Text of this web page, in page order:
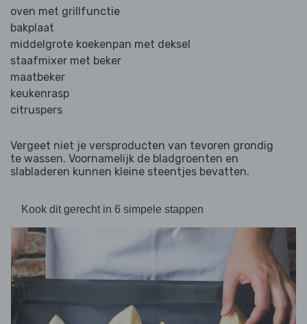
oven met grillfunctie
bakplaat
middelgrote koekenpan met deksel
staafmixer met beker
maatbeker
keukenrasp
citruspers
Vergeet niet je versproducten van tevoren grondig
te wassen. Voornamelijk de bladgroenten en
slabladeren kunnen kleine steentjes bevatten.
Kook dit gerecht in 6 simpele stappen